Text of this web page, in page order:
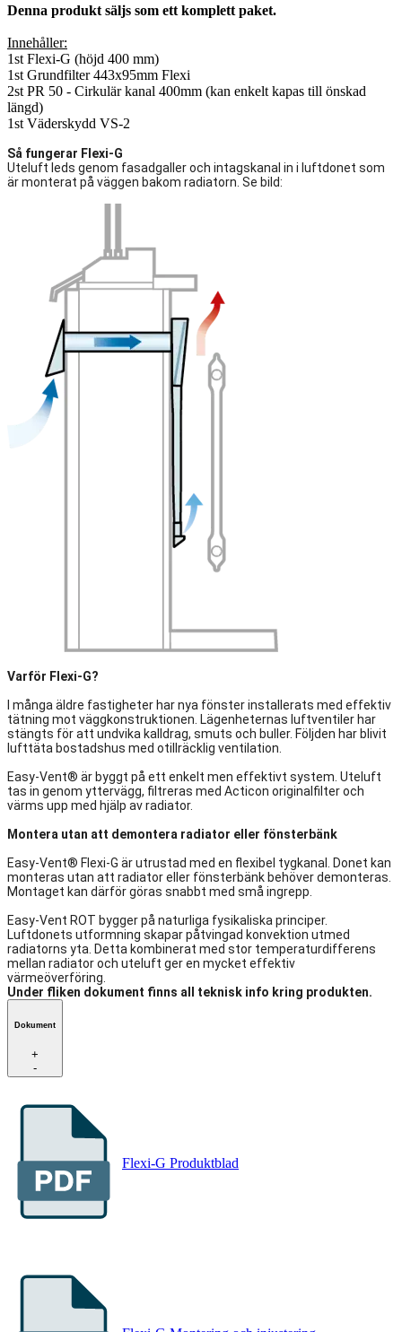
Denna produkt säljs som ett komplett paket.
Innehåller:
1st Flexi-G (höjd 400 mm)
1st Grundfilter 443x95mm Flexi
2st PR 50 - Cirkulär kanal 400mm (kan enkelt kapas till önskad
längd)
1st Väderskydd VS-2
Så fungerar Flexi-G
Uteluft leds genom fasadgaller och intagskanal in i luftdonet som
är monterat på väggen bakom radiatorn. Se bild:
Varför Flexi-G?
I många äldre fastigheter har nya fönster installerats med effektiv
tätning mot väggkonstruktionen. Lägenheternas luftventiler har
stängts för att undvika kalldrag, smuts och buller. Följden har blivit
lufttäta bostadshus med otillräcklig ventilation.
Easy-Vent® är byggt på ett enkelt men effektivt system. Uteluft
tas in genom yttervägg, filtreras med Acticon originalfilter och
värms upp med hjälp av radiator.
Montera utan att demontera radiator eller fönsterbänk
Easy-Vent® Flexi-G är utrustad med en flexibel tygkanal. Donet kan
monteras utan att radiator eller fönsterbänk behöver demonteras.
Montaget kan därför göras snabbt med små ingrepp.
Easy-Vent ROT bygger på naturliga fysikaliska principer.
Luftdonets utformning skapar påtvingad konvektion utmed
radiatorns yta. Detta kombinerat med stor temperaturdifferens
mellan radiator och uteluft ger en mycket effektiv
värmeöverföring.
Under fliken dokument finns all teknisk info kring produkten.
Dokument
+
-
Flexi-G Produktblad